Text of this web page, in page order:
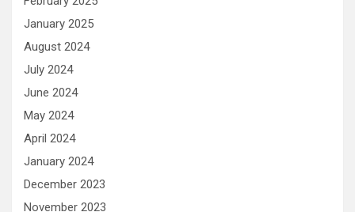
January 2025
August 2024
July 2024
June 2024
May 2024
April 2024
January 2024
December 2023
November 2023